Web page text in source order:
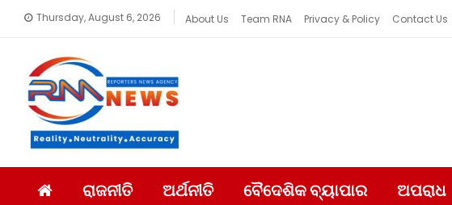
Thursday, August 6, 2026 About Us Team RNA Privacy & Policy Contact Us
ରାଜନୀତି ଅର୍ଥନୀତି ବୈଦେଶିକ ବ୍ୟାପାର ଅପରାଧ